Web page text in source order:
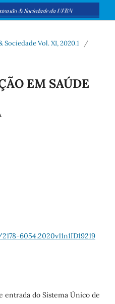
Sociedade Vol. XI, 2020.1
/
EM SAÚDE
6054.2020v11n1ID19219
entrada do Sistema Único de